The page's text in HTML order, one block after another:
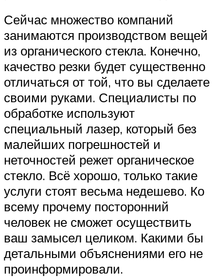
Сейчас множество компаний
занимаются производством вещей
из органического стекла. Конечно,
качество резки будет существенно
отличаться от той, что вы сделаете
своими руками. Специалисты по
обработке используют
специальный лазер, который без
малейших погрешностей и
неточностей режет органическое
стекло. Всё хорошо, только такие
услуги стоят весьма недешево. Ко
всему прочему посторонний
человек не сможет осуществить
ваш замысел целиком. Какими бы
детальными объяснениями его не
проинформировали.